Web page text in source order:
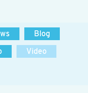
Blog
Video